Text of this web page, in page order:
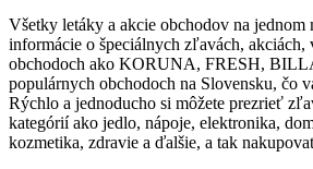
Všetky letáky a akcie obchodov na jednom
informácie o špeciálnych zľavách, akciách,
obchodoch ako KORUNA, FRESH,
populárnych obchodoch na Slovensku, čo
Rýchlo a jednoducho si môžete prezrieť
kategórií ako jedlo, nápoje, elektronika,
kozmetika, zdravie a ďalšie, a tak